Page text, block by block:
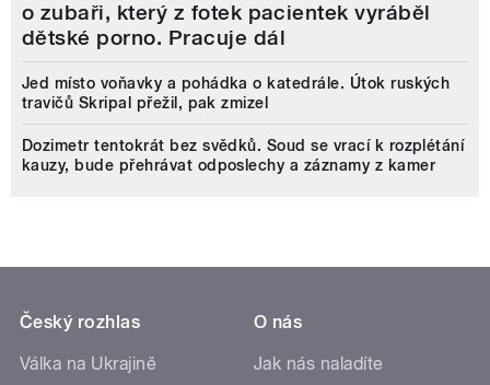
o zubaři, který z fotek pacientek vyráběl
dětské porno. Pracuje dál
Jed místo voňavky a pohádka o katedrále. Útok ruských
travičů Skripal přežil, pak zmizel
Dozimetr tentokrát bez svědků. Soud se vrací k rozplétání
kauzy, bude přehrávat odposlechy a záznamy z kamer
Český rozhlas
Válka na Ukrajině
O nás
Jak nás naladíte